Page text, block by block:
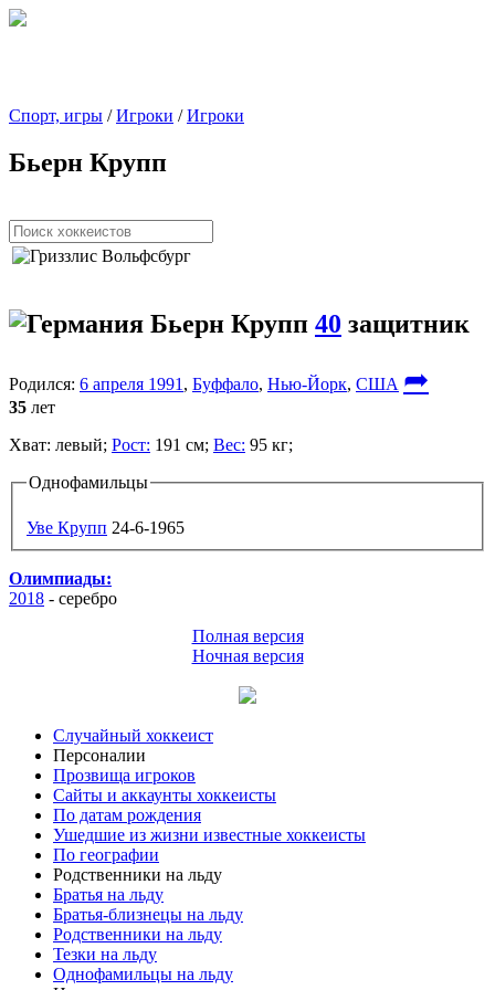
Спорт, игры /Игроки /Игроки
Бьерн Крупп
Бьерн Крупп 40 защитник
Родился: 6 апреля 1991 , Буффало, Нью-Йорк, США ➦
35 лет
Хват: левый; Рост: 191 см; Вес: 95 кг;
Однофамильцы
Уве Крупп 24-6-1965
Олимпиады:
2018 - серебро
Полная версия
Ночная версия
Случайный хоккеист
Персоналии
Прозвища игроков
Сайты и аккаунты хоккеисты
По датам рождения
Ушедшие из жизни известные хоккеисты
По географии
Родственники на льду
Братья на льду
Братья-близнецы на льду
Родственники на льду
Тезки на льду
Однофамильцы на льду